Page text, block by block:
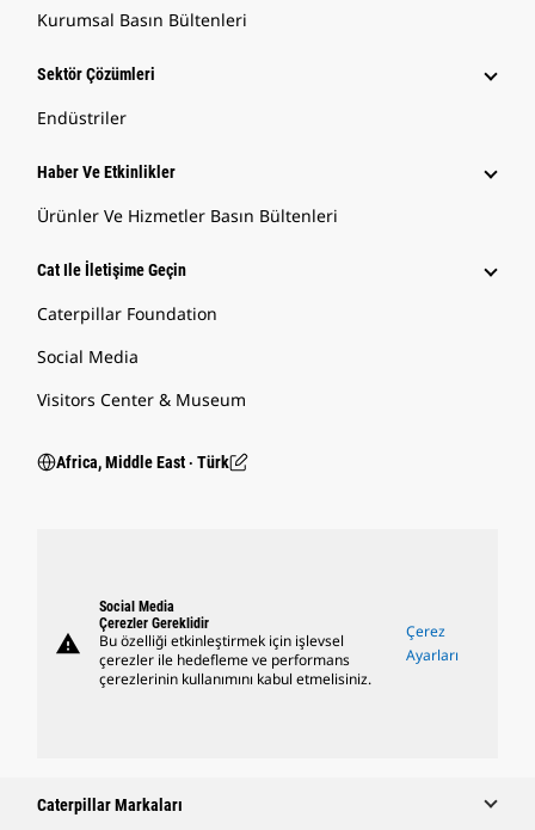
Kurumsal Basın Bültenleri
Sektör Çözümleri
Endüstriler
Haber Ve Etkinlikler
Ürünler Ve Hizmetler Basın Bültenleri
Cat Ile İletişime Geçin
Caterpillar Foundation
Social Media
Visitors Center & Museum
Africa, Middle East ‧ Türk
warning
Social Media
Çerezler Gereklidir
Bu özelliği etkinleştirmek için işlevsel
çerezler ile hedefleme ve performans
çerezlerinin kullanımını kabul etmelisiniz.
Çerez
Ayarları
Caterpillar Markaları